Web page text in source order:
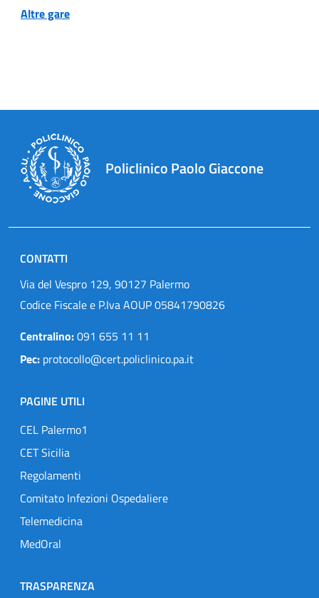
Altre gare
Policlinico Paolo Giaccone
CONTATTI
Via del Vespro 129, 90127 Palermo
Codice Fiscale e P.Iva AOUP 05841790826
Centralino:091 655 11 11
Pec: protocollo@cert.policlinico.pa.it
PAGINE UTILI
CEL Palermo1
CET Sicilia
Regolamenti
Comitato Infezioni Ospedaliere
Telemedicina
MedOral
TRASPARENZA